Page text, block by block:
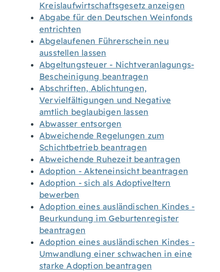
Kreislaufwirtschaftsgesetz anzeigen
Abgabe für den Deutschen Weinfonds
entrichten
Abgelaufenen Führerschein neu
ausstellen lassen
Abgeltungsteuer - Nichtveranlagungs-
Bescheinigung beantragen
Abschriften, Ablichtungen,
Vervielfältigungen und Negative
amtlich beglaubigen lassen
Abwasser entsorgen
Abweichende Regelungen zum
Schichtbetrieb beantragen
Abweichende Ruhezeit beantragen
Adoption - Akteneinsicht beantragen
Adoption - sich als Adoptiveltern
bewerben
Adoption eines ausländischen Kindes -
Beurkundung im Geburtenregister
beantragen
Adoption eines ausländischen Kindes -
Umwandlung einer schwachen in eine
starke Adoption beantragen